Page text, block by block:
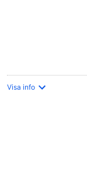
Visa info